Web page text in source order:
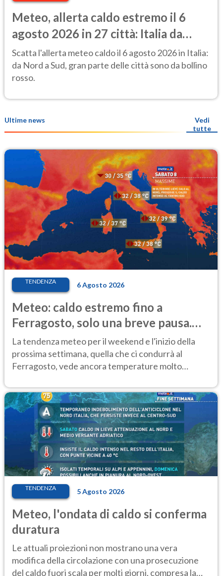
Meteo, allerta caldo estremo il 6
agosto 2026 in 27 città: Italia da
bollino rosso
Scatta l'allerta meteo caldo il 6 agosto 2026 in Italia:
da Nord a Sud, gran parte delle città sono da bollino
rosso.
Ultime news
Vedi
tutte
TENDENZA 6 Agosto 2026
Meteo: caldo estremo fino a
Ferragosto, solo una breve pausa.
Ecco dove
La tendenza meteo per il weekend e l'inizio della
prossima settimana, quella che ci condurrà al
Ferragosto, vede ancora temperature molto
TENDENZA 5 Agosto 2026
Meteo, l'ondata di caldo si conferma
duratura
Le attuali proiezioni non mostrano una vera
modifica della circolazione con una prosecuzione
del caldo fuori scala per molti giorni, compresa la